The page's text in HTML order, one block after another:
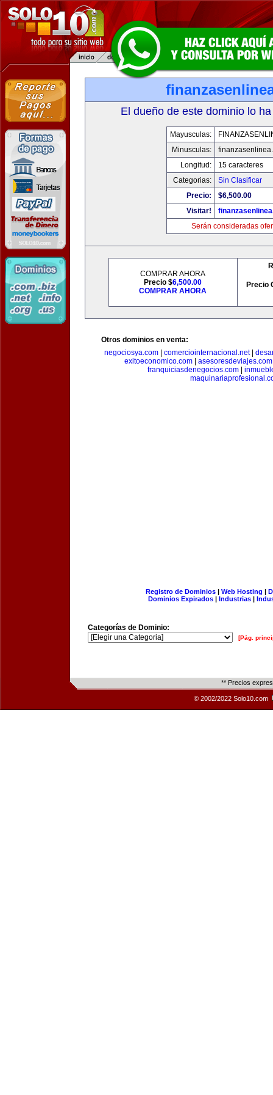
El dueño de este dominio lo
Mayusculas:
Minusculas:
Longitud:
15 caracteres
Categorias:
Sin Clasificar
Precio:
$6,500.00
Visitar!
Serán consideradas
COMPRAR AHORA
Precio $6,500.00
COMPRAR AHORA
Precio
Otros dominios en venta:
negociosya.com
comerciointernacional.net|
exitoeconomico.com| asesoresdeviajes.com
franquiciasdenegocios.com|
Registro de Dominios| Web Hosting |
Dominios Expirados | Industrias |
Categorías de Dominio:
[Pág.
** Precios
© 2002/2022 Solo10.com